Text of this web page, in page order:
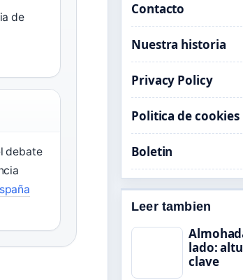
de
debate
Contacto
Nuestra historia
Privacy Policy
Politica de cookies
Boletin
Leer tambien
lado:
clave